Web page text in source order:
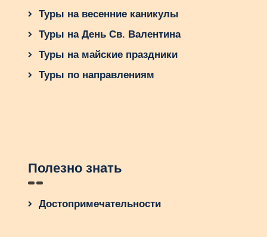
Туры на весенние каникулы
Туры на День Св. Валентина
Туры на майские праздники
Туры по направлениям
Полезно знать
Достопримечательности